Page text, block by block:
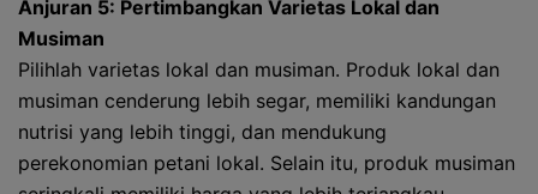
Anjuran 5: Pertimbangkan Varietas Lokal dan
Musiman
Pilihlah varietas lokal dan musiman. Produk lokal dan
musiman cenderung lebih segar, memiliki kandungan
nutrisi yang lebih tinggi, dan mendukung
perekonomian petani lokal. Selain itu, produk musiman